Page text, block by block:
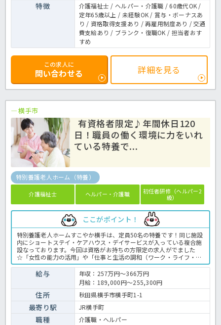
特徴
介護福祉士 / ヘルパー・介護職 / 60歳代OK /
定年65歳以上 / 未経験OK / 賞与・ボーナスあ
り / 資格取得支援あり / 再雇用制度あり / 交通
費支給あり / ブランク・復職OK / 担当者おす
すめ
この求人に
問い合わせる 詳細を見る
横手市
有資格者限定♪年間休日120
日！職員の働く環境に力をいれ
ている特養で...
特別養護老人ホーム（特養）
介護福祉士 ヘルパー・介護職
初任者研修（ヘルパー2
級）
ここがポイント！
特別養護老人ホームすこやか横手は、定員50名の特養です！同じ施設
内にショートステイ・ケアハウス・デイサービスが入っている複合施
設なっております。今回は資格がお持ちの方限定の求人がでました
☆「女性の能力の活用」や「仕事と生活の調和（ワーク・ライフ・バ
ランス）」等に積極的に取り組む事業所として【男女イキイキ職場宣
言事業所】に認定されており、年間休日120日など職員が安定した就
業ができるように力をいれております♪働きやすい環境で頑張りたい
方はほっ介護までお気軽にお問い合わせください。特養での介護業務
全般です。＜介護職 正職員 特養の求人＞
給与
年収：257万円～366万円
月給：189,000円～255,300円
住所 秋田県横手市横手町1-1
最寄り駅 JR横手町
職種 介護職・ヘルパー